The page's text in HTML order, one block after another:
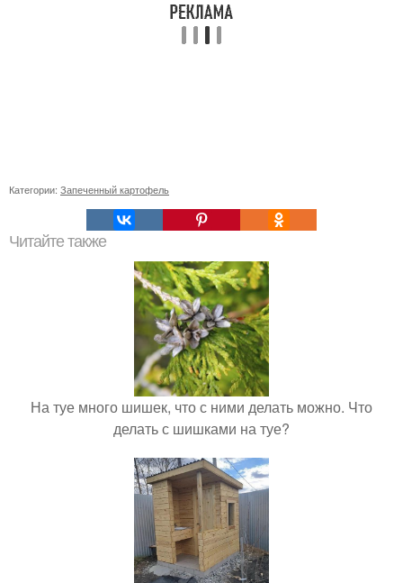
Категории: Запеченный картофель
Читайте также
На туе много шишек, что с ними делать можно. Что
делать с шишками на туе?